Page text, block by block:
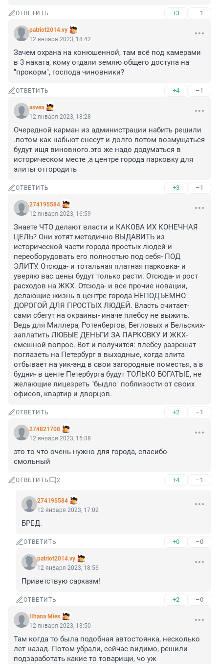
ОТВЕТИТЬ +3 –1
patriot2014.vy
12 января 2023, 18:42
Зачем охрана на конюшенной, там всё под камерами
в 3 наката, кому отдали землю общего доступа на
"прокорм", господа чиновники?
ОТВЕТИТЬ +4 –1
asvea
12 января 2023, 18:28
Очередной карман из администрации набить решили
.потом как набьют снесут и долго потом возмущаться
будут ищя виновного.это же надо додуматься в
историческом месте ,а центре города парковку для
элиты отгородить
ОТВЕТИТЬ +3 –1
274195584
12 января 2023, 16:59
Знаете ЧТО делают власти и КАКОВА ИХ КОНЕЧНАЯ
ЦЕЛЬ? Они хотят методично ВЫДАВИТЬ из
исторической части города простых людей и
переоборудовать его полностью под себя- ПОД
ЭЛИТУ. Отсюда- и тотальная платная парковка- и
уверяю вас цены будут только расти. Отсюда- и рост
расходов на ЖКХ. Отсюда- и все прочие новации,
делающие жизнь в центре города НЕПОДЪЕМНО
ДОРОГОЙ ДЛЯ ПРОСТЫХ ЛЮДЕЙ. Власть считает-
сами сбегут на окраины- иначе плебсу не выжить.
Ведь для Миллера, Ротенбергов, Бегловых и Бельских-
заплатить ЛЮБЫЕ ДЕНЬГИ ЗА ПАРКОВКУ И ЖКХ-
смешной вопрос. Вот и получится: плебсу разрешат
поглазеть на Петербург в выходные, когда элита
отбывает на уик-энд в свои загородные поместья, а в
будни- в центе Петербурга будут ТОЛЬКО БОГАТЫЕ, не
желающие лицезреть "быдло" поблизости от своих
офисов, квартир и дворцов.
ОТВЕТИТЬ +2 –1
274821708
12 января 2023, 15:38
это то что очень нужно для города, спасибо
смольный
ОТВЕТИТЬ 2 +4 –1
274195584
12 января 2023, 17:02
БРЕД.
ОТВЕТИТЬ +0 –0
patriot2014.vy
12 января 2023, 18:56
Приветствую сарказм!
ОТВЕТИТЬ +2 –0
IIhana Mies
12 января 2023, 13:50
Там когда то была подобная автостоянка, несколько
лет назад. Потом убрали, сейчас видимо, решили
подзаработать какие то товарищи, чо уж